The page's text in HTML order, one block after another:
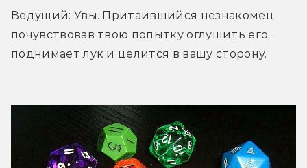
Ведущий: Увы. Притаившийся незнакомец,
почувствовав твою попытку оглушить его,
поднимает лук и целится в вашу сторону.